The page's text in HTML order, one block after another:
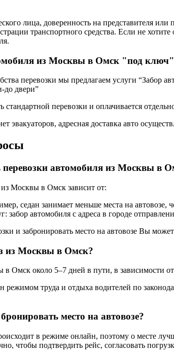
лица, доверенность на представителя или
транспортного средства. Если не
из Москвы в Омск "под ключ"
перевозки мы предлагаем услуги “Забор
до двери”
перевозки и оплачивается
адресная доставка авто
перевозки автомобиля из Москвы в
Москвы в Омск зависит от:
седан занимает меньше места на
забор автомобиля с адреса в городе
и забронировать место на автовозе Вы
из Москвы в Омск?
в Омск около 5–7 дней в пути, в зависимости
режимом труда и отдыха водителей по
место на автовозе?
в режиме онлайн, поэтому о месте
чтобы подтвердить рейс, согласовать